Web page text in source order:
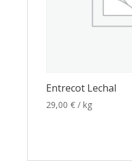
Entrecot Lechal
29,00 € / kg